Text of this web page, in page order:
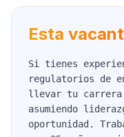
Esta
Si tienes
regulatorios de
llevar tu
asumiendo
oportunidad.